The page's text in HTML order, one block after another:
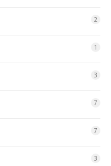
2
1
3
7
7
3